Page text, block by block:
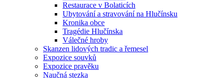
Restaurace v Bolaticích
Ubytování a stravování na Hlučínsku
Kronika obce
Tragédie Hlučínska
Válečné hroby
Skanzen lidových tradic a řemesel
Expozice souvků
Expozice pravěku
Naučná stezka